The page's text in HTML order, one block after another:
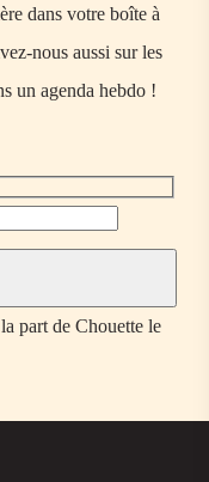
dans votre boîte à
nous aussi sur les
un agenda hebdo !
part de Chouette le